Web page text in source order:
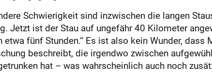
Schwierigkeit sind inzwischen die langen
Jetzt ist der Stau auf ungefähr 40 Kilometer
etwa fünf Stunden.“ Es ist also kein Wunder,
beschreibt, die irgendwo zwischen
hat – was wahrscheinlich auch noch